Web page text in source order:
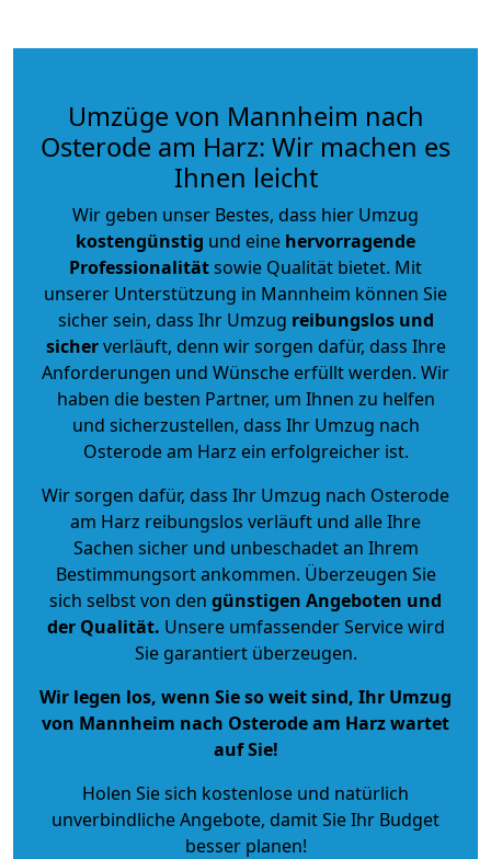
Umzüge von Mannheim nach
Osterode am Harz: Wir machen es
Ihnen leicht
Wir geben unser Bestes, dass hier Umzug
kostengünstig und eine hervorragende
Professionalitätsowie Qualität bietet. Mit
unserer Unterstützung in Mannheim können Sie
sicher sein, dass Ihr Umzug reibungslos und
sicherverläuft, denn wir sorgen dafür, dass Ihre
Anforderungen und Wünsche erfüllt werden. Wir
haben die besten Partner, um Ihnen zu helfen
und sicherzustellen, dass Ihr Umzug nach
Osterode am Harz ein erfolgreicher ist.
Wir sorgen dafür, dass Ihr Umzug nach Osterode
am Harz reibungslos verläuft und alle Ihre
Sachen sicher und unbeschadet an Ihrem
Bestimmungsort ankommen. Überzeugen Sie
sich selbst von den günstigen Angeboten und
der Qualität. Unsere umfassender Service wird
Sie garantiert überzeugen.
Wir legen los, wenn Sie so weit sind, Ihr Umzug
von Mannheim nach Osterode am Harz wartet
auf Sie!
Holen Sie sich kostenlose und natürlich
unverbindliche Angebote, damit Sie Ihr Budget
besser planen!